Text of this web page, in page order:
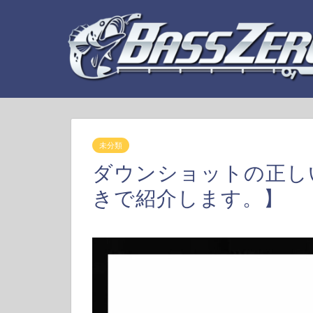
未分類
ダウンショットの正
きで紹介します。】